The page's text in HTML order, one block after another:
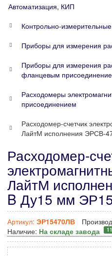
Автоматизация, КИП
Контрольно-
Приборы для измерения
Приборы для измерения
фланцевым
Расходомеры
присоединением
Расходомер-счетчик
ЛайтМ исполнения ЭРСВ-
Расходомер-
ЛайтМ
B Ду15 мм
Артикул: ЭР15470ЛВ
Наличие: На складе завода